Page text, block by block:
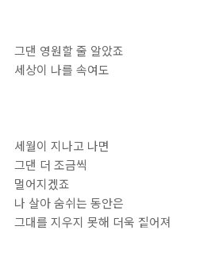
그댄 영원할 줄 알았죠
세상이 나를 속여도
세월이 지나고 나면
그댄 더 조금씩
멀어지겠죠
나 살아 숨쉬는 동안은
그대를 지우지 못해 더욱 짙어져